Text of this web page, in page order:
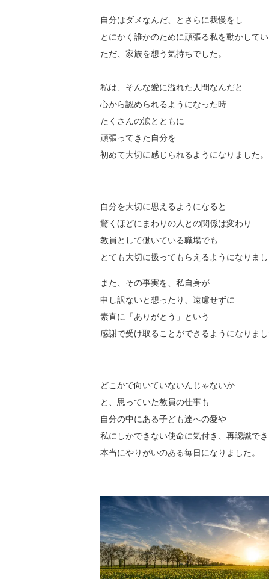
自分はダメなんだ、とさらに我慢をし
とにかく誰かのために頑張る私を動かして
ただ、家族を想う気持ちでした。
私は、そんな愛に溢れた人間なんだと
心から認められるようになった時
たくさんの涙とともに
頑張ってきた自分を
初めて大切に感じられるようになりました。
自分を大切に思えるようになると
驚くほどにまわりの人との関係は変わり
教員として働いている職場でも
とても大切に扱ってもらえるようになりま
また、その事実を、私自身が
申し訳ないと想ったり、遠慮せずに
素直に「ありがとう」という
感謝で受け取ることができるようになりま
どこかで向いていないんじゃないか
と、思っていた教員の仕事も
自分の中にある子ども達への愛や
私にしかできない使命に気付き、再認識で
本当にやりがいのある毎日になりました。